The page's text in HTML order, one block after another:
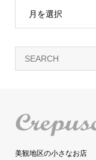
月を選択
美観地区の小さなお店